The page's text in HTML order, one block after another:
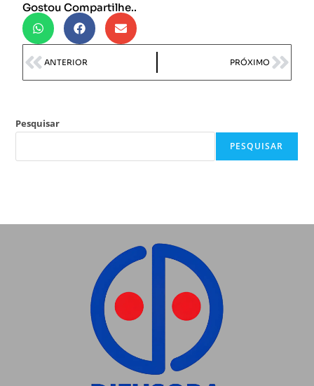
Gostou Compartilhe..
ANTERIOR PRÓXIMO
Pesquisar
PESQUISAR